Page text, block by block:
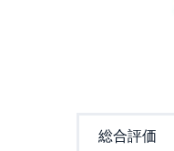
総合評価